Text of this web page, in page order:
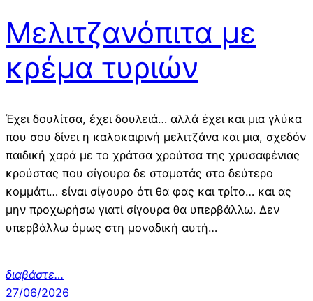
Μελιτζανόπιτα με
κρέμα τυριών
Έχει δουλίτσα, έχει δουλειά… αλλά έχει και μια γλύκα
που σου δίνει η καλοκαιρινή μελιτζάνα και μια, σχεδόν
παιδική χαρά με το χράτσα χρούτσα της χρυσαφένιας
κρούστας που σίγουρα δε σταματάς στο δεύτερο
κομμάτι… είναι σίγουρο ότι θα φας και τρίτο… και ας
μην προχωρήσω γιατί σίγουρα θα υπερβάλλω. Δεν
υπερβάλλω όμως στη μοναδική αυτή…
διαβάστε…
27/06/2026